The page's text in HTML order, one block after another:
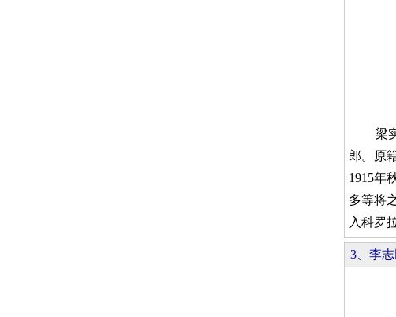
梁实
郎。原
1915年
多等将
入科罗
3、李志